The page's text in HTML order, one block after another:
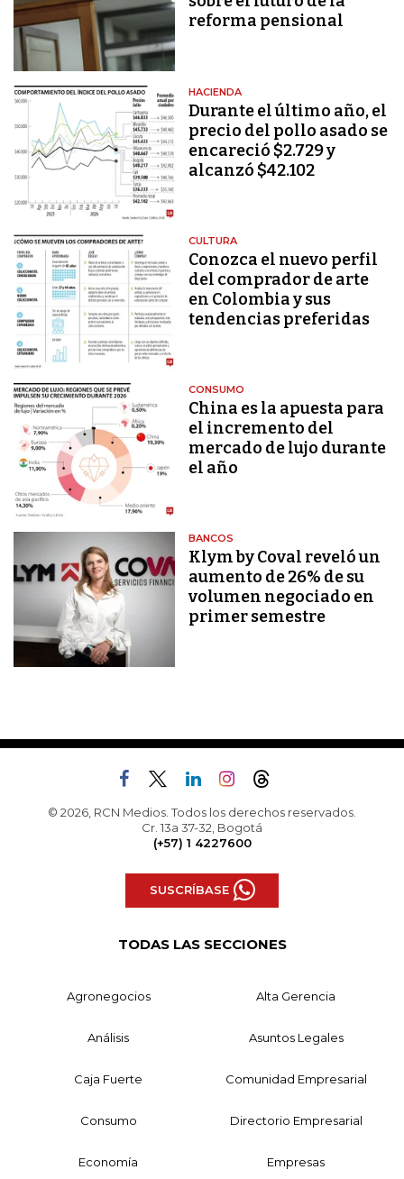
reforma pensional
HACIENDA
Durante el último año, el
precio del pollo asado se
encareció $2.729 y
alcanzó $42.102
CULTURA
Conozca el nuevo perfil
del comprador de arte
en Colombia y sus
tendencias preferidas
CONSUMO
China es la apuesta para
el incremento del
mercado de lujo durante
el año
BANCOS
Klym by Coval reveló un
aumento de 26% de su
volumen negociado en
primer semestre
© 2026, RCN Medios. Todos los derechos reservados.
Cr. 13a 37-32, Bogotá
(+57) 1 4227600
SUSCRÍBASE
TODAS LAS SECCIONES
Agronegocios Alta Gerencia
Análisis Asuntos Legales
Caja Fuerte Comunidad Empresarial
Consumo Directorio Empresarial
Economía Empresas